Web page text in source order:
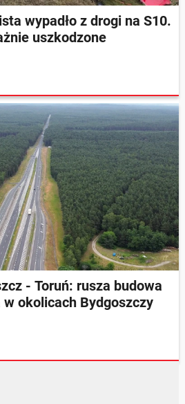
wypadło z drogi na S10.
uszkodzone
- Toruń: rusza budowa
okolicach Bydgoszczy